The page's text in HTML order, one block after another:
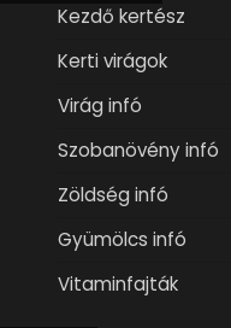
Kezdő kertész
Kerti virágok
Virág infó
Szobanövény infó
Zöldség infó
Gyümölcs infó
Vitaminfajták